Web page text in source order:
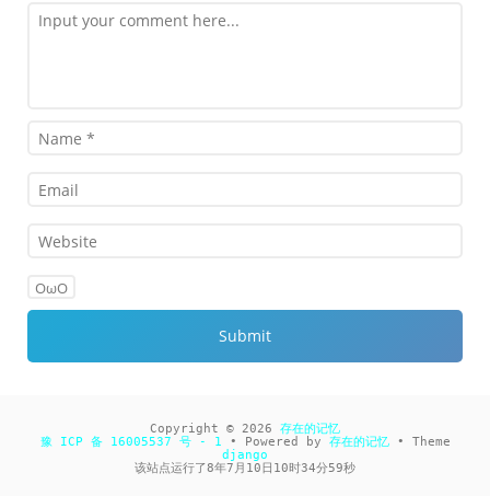
OωO
Copyright © 2026 存在的记忆
豫 ICP 备 16005537 号 - 1 • Powered by 存在的记忆• Theme
django
该站点运行了8年7 月 10 日 10时34分59秒